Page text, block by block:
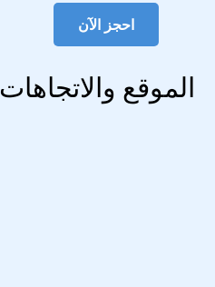
احجز الآن
الموقع والاتجاهات